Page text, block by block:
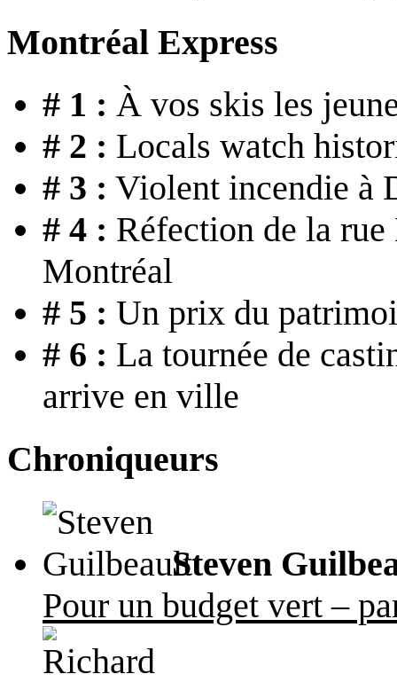
Montréal Express
# 1 : À vos skis les
# 2 : Locals watch
# 3 : Violent incendie à
# 4 : Réfection de la
Montréal
# 5 : Un prix du
# 6 : La tournée de
arrive en ville
Chroniqueurs
Steven
Pour un budget vert –